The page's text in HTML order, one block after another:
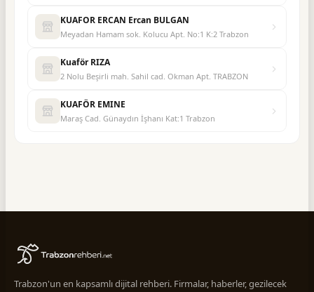
KUAFOR ERCAN Ercan BULGAN
Meyadan Hamam sok. Kolucu Apt. No:1 K:2 Trabzon
Kuaför RIZA
2 Nolu Beşirli mah. Sahil cad. Okman Apt. TRABZON
KUAFÖR EMINE
Maraş Cad. Günaydın İşhanı Kat:1 Trabzon
Trabzon'un en kapsamlı dijital rehberi. Firmalar, haberler, gezilecek